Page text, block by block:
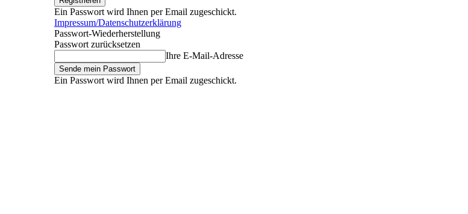
Ein Passwort wird Ihnen per Email zugeschickt.
Impressum/Datenschutzerklärung
Passwort-Wiederherstellung
Passwort zurücksetzen
Ihre E-Mail-Adresse
Ein Passwort wird Ihnen per Email zugeschickt.